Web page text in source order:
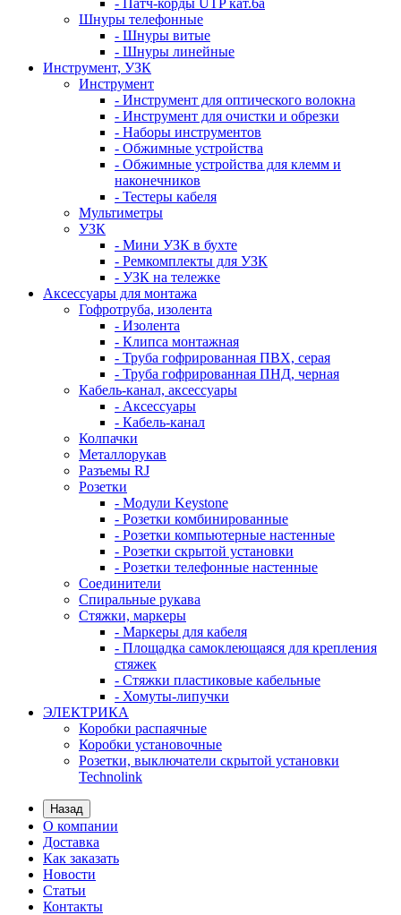
- Патч-корды UTP кат.6а
Шнуры телефонные
- Шнуры витые
- Шнуры линейные
Инструмент, УЗК
Инструмент
- Инструмент для оптического волокна
- Инструмент для очистки и обрезки
- Наборы инструментов
- Обжимные устройства
- Обжимные устройства для клемм и
наконечников
- Тестеры кабеля
Мультиметры
УЗК
- Мини УЗК в бухте
- Ремкомплекты для УЗК
- УЗК на тележке
Аксессуары для монтажа
Гофротруба, изолента
- Изолента
- Клипса монтажная
- Труба гофрированная ПВХ, серая
- Труба гофрированная ПНД, черная
Кабель-канал, аксессуары
- Аксессуары
- Кабель-канал
Колпачки
Металлорукав
Разъемы RJ
Розетки
- Модули Keystone
- Розетки комбинированные
- Розетки компьютерные настенные
- Розетки скрытой установки
- Розетки телефонные настенные
Соединители
Спиральные рукава
Стяжки, маркеры
- Маркеры для кабеля
- Площадка самоклеющаяся для крепления
стяжек
- Стяжки пластиковые кабельные
- Хомуты-липучки
ЭЛЕКТРИКА
Коробки распаячные
Коробки установочные
Розетки, выключатели скрытой установки
Technolink
Назад
О компании
Доставка
Как заказать
Новости
Статьи
Контакты